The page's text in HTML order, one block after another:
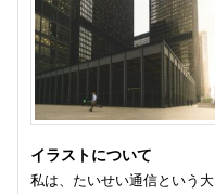
イラストについて
私は、たいせい通信という大